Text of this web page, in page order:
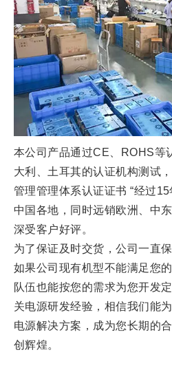
本公司产品通过CE
ROHS等
大利、土耳其的认证机构测试
管理管理体系认证证书 “经过15
中国 各地，同时远销欧洲、中
深受客户好评。
为了保证及时交货，公司一直
如果公司现有机型不能满足您
队伍也能按您的需求为您开发
关电源研发经验，相信我们能
电源解决方案，成为您长期的
创辉煌。